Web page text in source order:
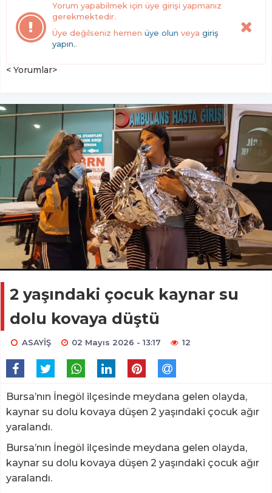
Yorum yapabilmek için üye girişi yapmanız
gerekmektedir.
Üye değilseniz hemen üye olun veya giriş
yapın..
< Yorumlar>
2 yaşındaki çocuk kaynar su
dolu kovaya düştü
ASAYİŞ 02 Mayıs 2026 - 13:17 12
Bursa’nın İnegöl ilçesinde meydana gelen olayda,
kaynar su dolu kovaya düşen 2 yaşındaki çocuk ağır
yaralandı.
Bursa’nın İnegöl ilçesinde meydana gelen olayda,
kaynar su dolu kovaya düşen 2 yaşındaki çocuk ağır
yaralandı.